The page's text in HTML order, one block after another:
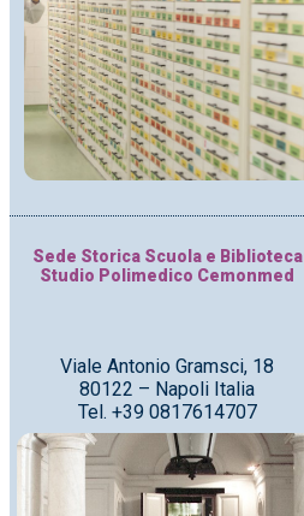
Sede Storica Scuola e Biblioteca
Studio Polimedico Cemonmed
Viale Antonio Gramsci, 18
80122 – Napoli Italia
Tel. +39 0817614707